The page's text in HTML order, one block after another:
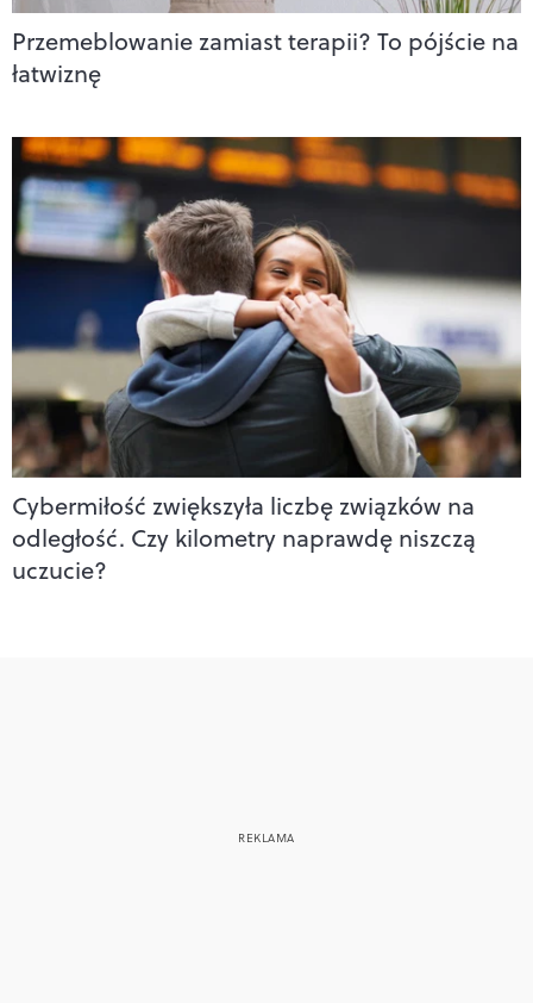
Przemeblowanie zamiast terapii? To pójście na
łatwiznę
Cybermiłość zwiększyła liczbę związków na
odległość. Czy kilometry naprawdę niszczą
uczucie?